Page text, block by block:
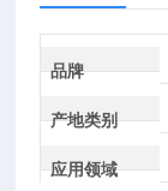
品牌
产地类别
应用领域